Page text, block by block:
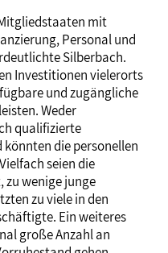
mit
Personal und
Silberbach.
Investitionen vielerorts
und zugängliche
Weder
qualifizierte
die personellen
seien die
wenige junge
zu viele in den
Ein weiteres
große Anzahl an